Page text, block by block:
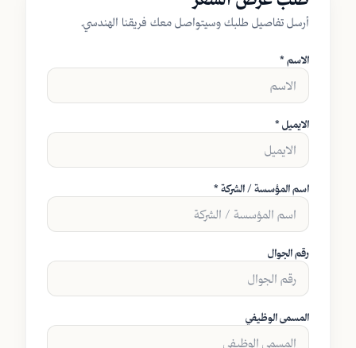
أرسل تفاصيل طلبك وسيتواصل معك فريقنا الهندسي.
الاسم *
الايميل *
اسم المؤسسة / الشركة *
رقم الجوال
المسمى الوظيفي